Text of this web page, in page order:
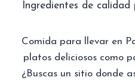
Ingredientes de
Comida para llevar en
platos deliciosos como
¿Buscas un sitio donde